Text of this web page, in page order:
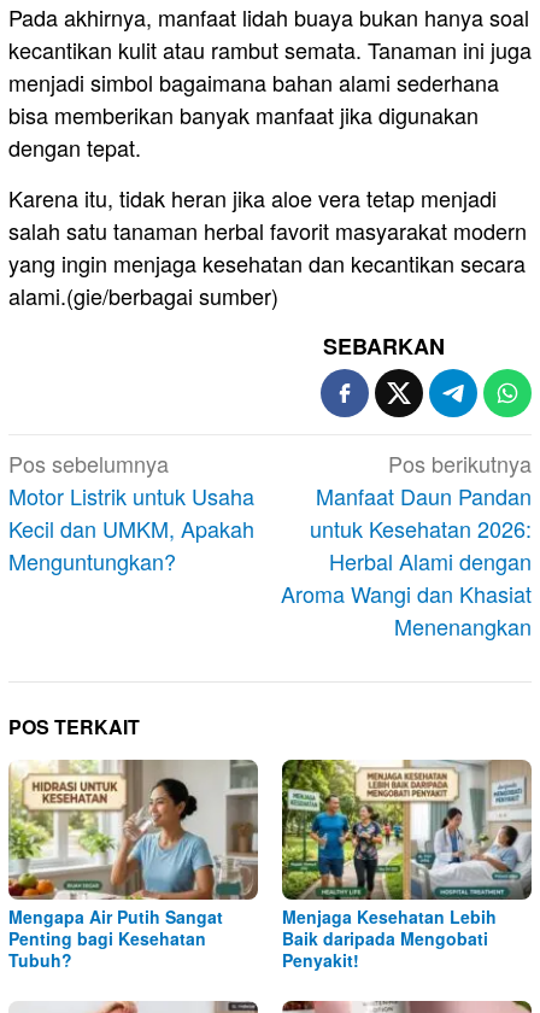
Pada akhirnya, manfaat lidah buaya bukan hanya soal
kecantikan kulit atau rambut semata. Tanaman ini juga
menjadi simbol bagaimana bahan alami sederhana
bisa memberikan banyak manfaat jika digunakan
dengan tepat.
Karena itu, tidak heran jika aloe vera tetap menjadi
salah satu tanaman herbal favorit masyarakat modern
yang ingin menjaga kesehatan dan kecantikan secara
alami.(gie/berbagai sumber)
SEBARKAN
Navigasi
pos
Pos sebelumnya
Motor Listrik untuk Usaha
Kecil dan UMKM, Apakah
Menguntungkan?
Pos berikutnya
Manfaat Daun Pandan
untuk Kesehatan 2026:
Herbal Alami dengan
Aroma Wangi dan Khasiat
Menenangkan
POS TERKAIT
Mengapa Air Putih Sangat
Penting bagi Kesehatan
Tubuh?
Menjaga Kesehatan Lebih
Baik daripada Mengobati
Penyakit!